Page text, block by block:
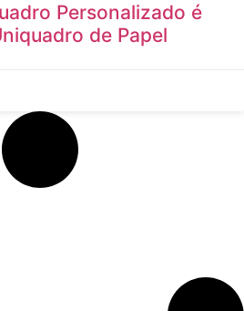
Personalizado é
de Papel